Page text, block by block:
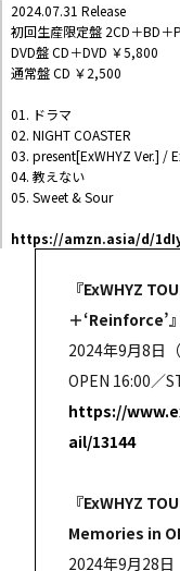
2024.07.31 Release
初回生産限定盤 2CD＋BD＋
DVD盤 CD＋DVD ￥5,800
通常盤 CD ￥2,500
01. ドラマ
02. NIGHT COASTER
03. present[ExWHYZ Ver.] /
04. 教えない
05. Sweet & Sour
https://amzn.asia/d/
『ExWHYZ
＋‘Reinforce’』
2024年9月8日
OPEN 16:00／
https://
ail/13144
『ExWHYZ
Memories in
2024年9月28